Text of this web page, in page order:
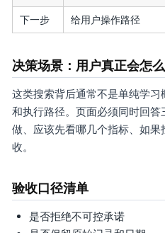
下一步 给用户操作路径
决策场景：用户真正会怎
这类搜索背后通常不是单纯学
和执行路径。页面必须同时回
做、应该先看哪几个指标、如
收。
验收口径清单
是否拒绝不可控承诺